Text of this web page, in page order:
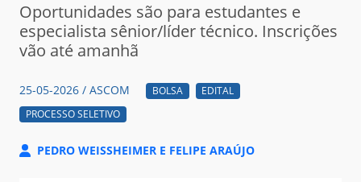
Oportunidades são para estudantes e
especialista sênior/líder técnico. Inscrições
vão até amanhã
25-05-2026 / ASCOM BOLSA
EDITAL
PROCESSO SELETIVO
PEDRO WEISSHEIMER E FELIPE ARAÚJO